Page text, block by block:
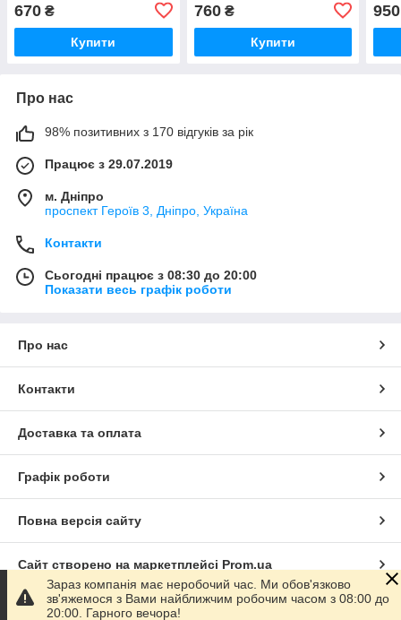
670 ₴
Купити
760₴
Купити
950
Про нас
98% позитивних з 170 відгуків за рік
Працює з 29.07.2019
м. Дніпро
проспект Героїв 3, Дніпро, Україна
Контакти
Сьогодні працює з 08:30 до 20:00
Показати весь графік роботи
Про нас
Контакти
Доставка та оплата
Графік роботи
Повна версія сайту
Сайт створено на маркетплейсі Prom.ua
Політика конфіденційності
Зараз компанія має неробочий час. Ми обов'язково
зв'яжемося з Вами найближчим робочим часом з 08:00 до
20:00. Гарного вечора!